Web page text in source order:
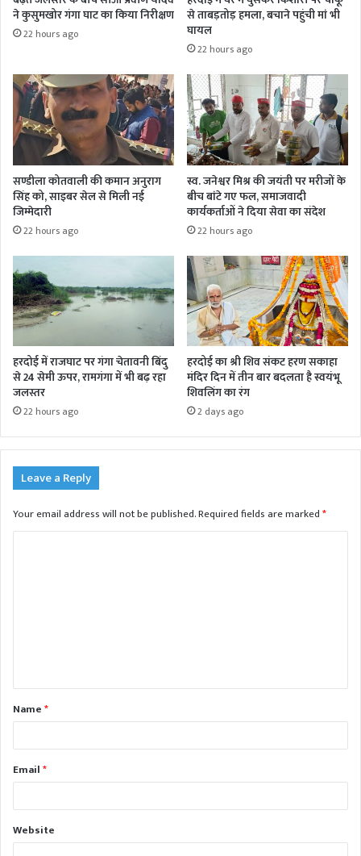
ने कुसुमखोर गंगा घाट का किया निरीक्षण
22 hours ago
से ताबड़तोड़ हमला, बचाने पहुंची मां भी
घायल
22 hours ago
सण्डीला कोतवाली की कमान अनुराग
सिंह को, साइबर सेल से मिली नई
जिम्मेदारी
22 hours ago
स्व. जनेश्वर मिश्र की जयंती पर मरीजों के
बीच बांटे गए फल, समाजवादी
कार्यकर्ताओं ने दिया सेवा का संदेश
22 hours ago
हरदोई में राजघाट पर गंगा चेतावनी बिंदु
से 24 सेमी ऊपर, रामगंगा में भी बढ़ रहा
जलस्तर
22 hours ago
हरदोई का श्री शिव संकट हरण सकाहा
मंदिर दिन में तीन बार बदलता है स्वयंभू
शिवलिंग का रंग
2 days ago
Leave a Reply
Your email address will not be published.Required fields are marked*
t
*Name*
Email*
Website